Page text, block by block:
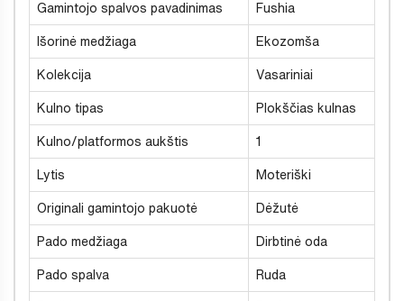
Gamintojo spalvos pavadinimas Fushia
Išorinė medžiaga Ekozomša
Kolekcija Vasariniai
Kulno tipas Plokščias kulnas
Kulno/platformos aukštis 1
Lytis Moteriški
Originali gamintojo pakuotė Dėžutė
Pado medžiaga Dirbtinė oda
Pado spalva Ruda